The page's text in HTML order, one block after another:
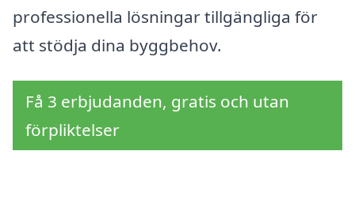
professionella lösningar tillgängliga för
att stödja dina byggbehov.
Få 3 erbjudanden, gratis och utan
förpliktelser